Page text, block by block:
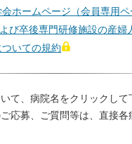
ホームページ（会員専用
び卒後専門研修施設の産婦
いての規約
て、病院名をクリックして
応募、ご質問等は、直接各